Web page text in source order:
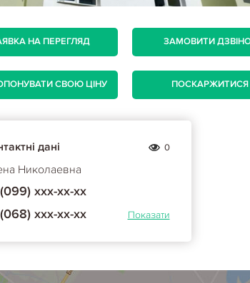
НА ПЕРЕГЛЯД ЗАМОВИТИ
СВОЮ ЦІНУ ПОСКАРЖИТИСЯ
дані 0
Николаевна
(099) ххх-хх-хх
(068) ххх-хх-хх
Показати